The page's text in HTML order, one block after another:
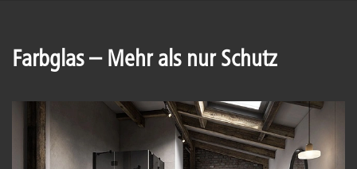
Farbglas – Mehr als nur Schutz